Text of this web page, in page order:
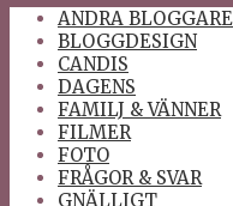
ANDRA BLOGGARE
BLOGGDESIGN
CANDIS
DAGENS
FAMILJ & VÄNNER
FILMER
FOTO
FRÅGOR & SVAR
GNÄLLIGT